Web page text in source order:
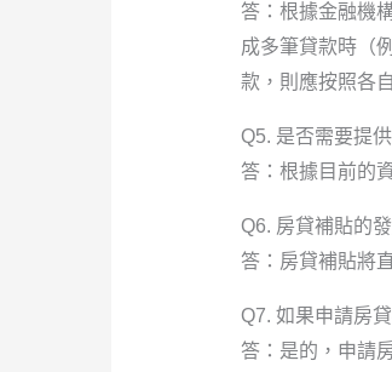
答：根據金融機
成多筆貸款時（
款，則應按照各
Q5. 是否需要提
答：根據目前的
Q6. 房貸補貼的
答：房貸補貼將
Q7. 如果申請房
答：是的，申請